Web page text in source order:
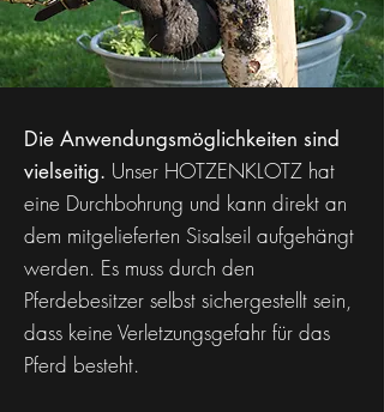
Die Anwendungsmöglichkeiten sind
vielseitig. Unser HOTZENKLOTZ hat
eine Durchbohrung und kann direkt an
dem mitgelieferten Sisalseil aufgehängt
werden. Es muss durch den
Pferdebesitzer selbst sichergestellt sein,
dass keine Verletzungsgefahr für das
Pferd besteht.